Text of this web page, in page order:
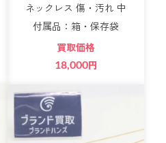
ネックレス 傷・汚れ 中
付属品：箱・保存袋
買取価格
18,000円